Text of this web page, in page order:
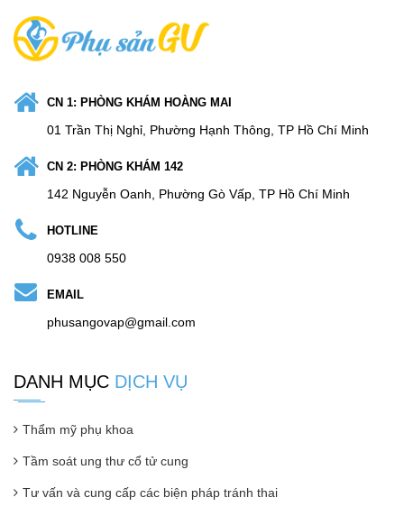
CN 1: PHÒNG KHÁM HOÀNG MAI
01 Trần Thị Nghỉ, Phường Hạnh Thông, TP Hồ Chí Minh
CN 2: PHÒNG KHÁM 142
142 Nguyễn Oanh, Phường Gò Vấp, TP Hồ Chí Minh
HOTLINE
0938 008 550
EMAIL
phusangovap@gmail.com
DANH MỤC DỊCH VỤ
Thẩm mỹ phụ khoa
Tầm soát ung thư cổ tử cung
Tư vấn và cung cấp các biện pháp tránh thai